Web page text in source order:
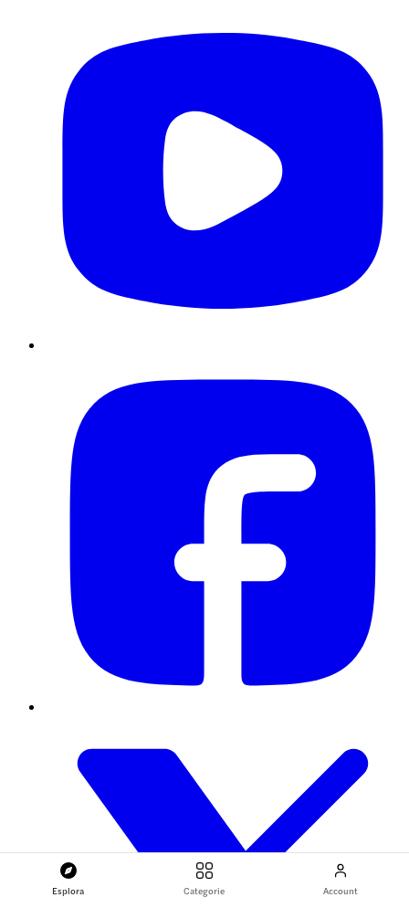
Esplora Categorie Account